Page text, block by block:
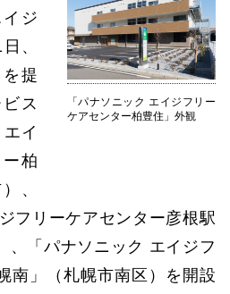
「パナソニック エイジフリー
ケアセンター柏豊住」外観
ジ
、
提
ス
イ
柏
、
フリーケアセンター彦根駅
、「パナソニック エイジフ
南」（札幌市南区）を開設